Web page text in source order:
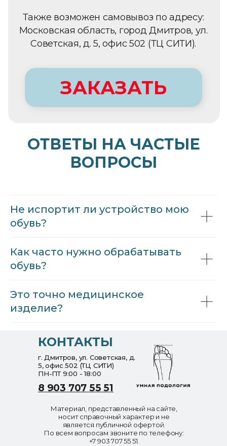
ОТВЕТЫ НА ЧАСТЫЕ
ВОПРОСЫ
Не испортит ли устройство мою
обувь?
Как часто нужно обрабатывать
обувь?
Это точно медицинское
изделие?
КОНТАКТЫ
г. Дмитров, ул. Советская, д.
5, офис 502 (ТЦ СИТИ)
ПН-ПТ 9:00 - 18:00
8 903 707 55 51
Материал, представленный на сайте,
носит справочный характер и не
является публичной офертой.
По всем вопросам звоните по телефону:
+7 903 707 55 51.